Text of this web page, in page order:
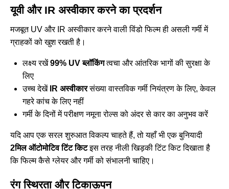
यूवी और IR अस्वीकार करने का प्रदर्शन
मजबूत UV और IR अस्वीकार करने वाली विंडो फिल्म ही असली गर्मी में
ग्राहकों को खुश रखती है।
लक्ष्य रखें99% UV ब्लॉकिंगत्वचा और आंतरिक भागों की सुरक्षा के
लिए
उच्च देखें IR अस्वीकारसंख्या वास्तविक गर्मी नियंत्रण के लिए, केवल
गहरे कांच के लिए नहीं
गर्मी के दिनों में परीक्षण नमूना रोल्स को अंदर से कार का अनुभव करें
यदि आप एक सरल शुरुआत विकल्प चाहते हैं, तो यहाँ भी एक बुनियादी
2मिल ऑटोमोटिव टिंट किटइस तरहनीली खिड़की टिंट किटदिखाता है
कि फिल्म कैसे ग्लेयर और गर्मी को संभालनी चाहिए।
रंग स्थिरता और टिकाऊपन